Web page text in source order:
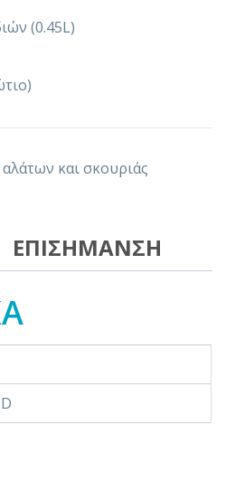
(0.45L)
και σκουριάς
ΕΠΙΣΗΜΑΝΣΗ